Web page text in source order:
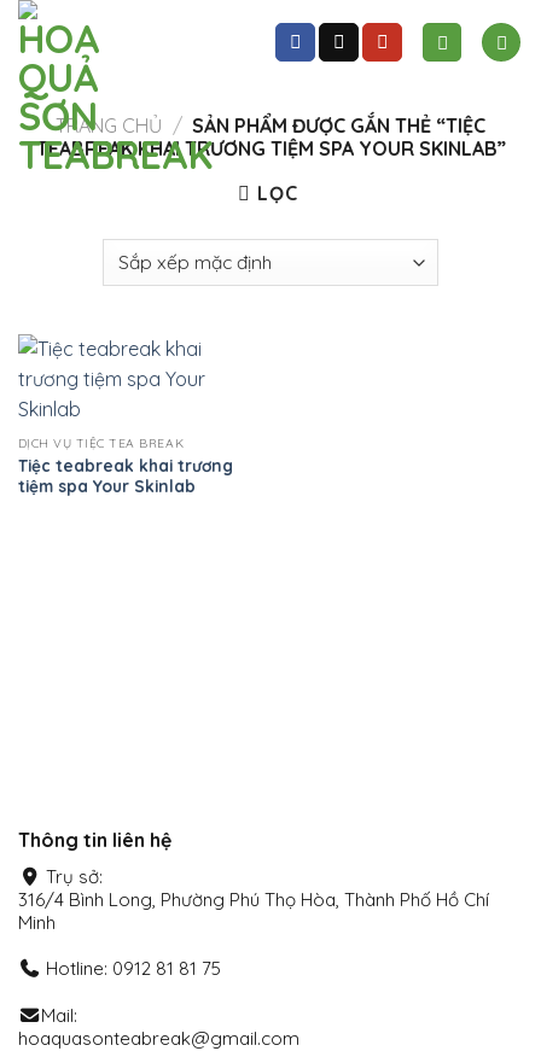
Skip
content
TRANG CHỦ / SẢN PHẨM ĐƯỢC GẮN THẺ “TIỆC
TEABREAK KHAI TRƯƠNG TIỆM SPA YOUR SKINLAB”
LỌC
DỊCH VỤ TIỆC TEA BREAK
Tiệc teabreak khai trương
tiệm spa Your Skinlab
Thông tin liên hệ
Trụ sở:
316/4 Bình Long, Phường Phú Thọ Hòa, Thành Phố Hồ Chí
Minh
Hotline: 0912 81 81 75
Mail:
hoaquasonteabreak@gmail.com